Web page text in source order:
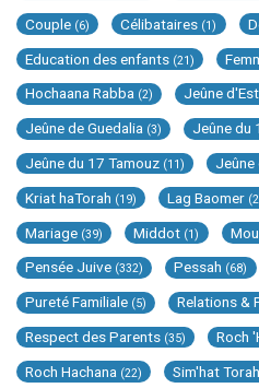
Couple (6) Célibataires (1)
Education des enfants (21)
Hochaana Rabba (2) Jeûne
Jeûne de Guedalia (3) Jeûne du
Jeûne du 17 Tamouz (11) Jeûne
Kriat haTorah (19) Lag Baomer
Mariage (39) Middot (1)
Pensée Juive (332) Pessah (68)
Pureté Familiale (5) Relations &
Respect des Parents (35) Roch
Roch Hachana (22) Sim'hat Torah